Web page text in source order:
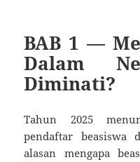
BAB 1 —
Dalam
Diminati?
Tahun 2025
pendaftar beasiswa
alasan mengapa